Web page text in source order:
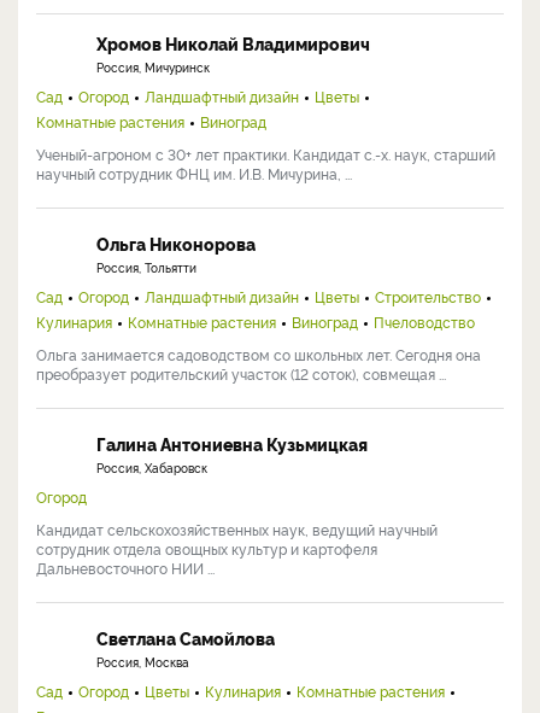
Хромов Николай Владимирович
Россия, Мичуринск
Сад Огород Ландшафтный дизайн
Цветы
Комнатные растения
Виноград
Ученый-агроном с 30+ лет практики. Кандидат с.-х. наук, старший
научный сотрудник ФНЦ им. И.В. Мичурина, ...
Ольга Никонорова
Россия, Тольятти
Сад Огород Ландшафтный дизайн Цветы
Строительство
Кулинария
Комнатные растения Виноград
Пчеловодство
Ольга занимается садоводством со школьных лет. Сегодня она
преобразует родительский участок (12 соток), совмещая ...
Галина Антониевна Кузьмицкая
Россия, Хабаровск
Огород
Кандидат сельскохозяйственных наук, ведущий научный
сотрудник отдела овощных культур и картофеля
Дальневосточного НИИ ...
Светлана Самойлова
Россия, Москва
Сад Огород Цветы Кулинария
Комнатные растения